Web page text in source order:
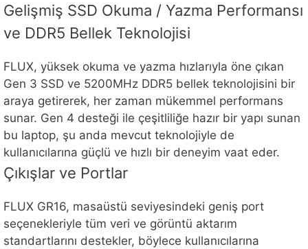
Gelişmiş SSD Okuma / Yazma Performansı
ve DDR5 Bellek Teknolojisi
FLUX, yüksek okuma ve yazma hızlarıyla öne çıkan
Gen 3 SSD ve 5200MHz DDR5 bellek teknolojisini bir
araya getirerek, her zaman mükemmel performans
sunar. Gen 4 desteği ile çeşitliliğe hazır bir yapı sunan
bu laptop, şu anda mevcut teknolojiyle de
kullanıcılarına güçlü ve hızlı bir deneyim vaat eder.
Çıkışlar ve Portlar
FLUX GR16, masaüstü seviyesindeki geniş port
seçenekleriyle tüm veri ve görüntü aktarım
standartlarını destekler, böylece kullanıcılarına